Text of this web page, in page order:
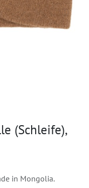
(Schleife),
in Mongolia.